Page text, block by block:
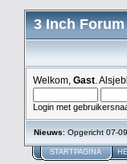
3 Inch Forum
Welkom, Gast .
Login met
Nieuws: Opgericht 07-
STARTPAGINA